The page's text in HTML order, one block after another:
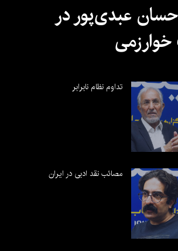
احسان عبدی‌پور در
خوارزمی
تداوم نظام نابرابر
مصائب نقد ادبی در ایران